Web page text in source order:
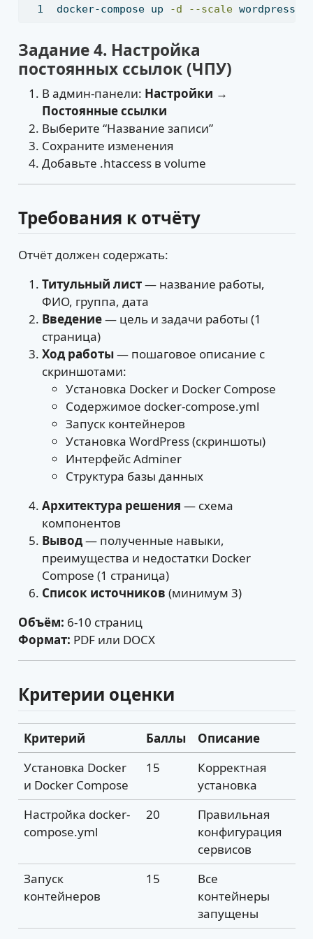
docker-compose up -d --scale wordpress=3
Задание 4. Настройка
постоянных ссылок (ЧПУ)
В админ-панели: Настройки →
Постоянные ссылки
Выберите “Название записи”
Сохраните изменения
Добавьте .htaccess в volume
Требования к отчёту
Отчёт должен содержать:
Титульный лист— название работы,
ФИО, группа, дата
Введение— цель и задачи работы (1
страница)
Ход работы— пошаговое описание с
скриншотами:
Установка Docker и Docker Compose
Содержимое docker-compose.yml
Запуск контейнеров
Установка WordPress (скриншоты)
Интерфейс Adminer
Структура базы данных
Архитектура решения — схема
компонентов
Вывод— полученные навыки,
преимущества и недостатки Docker
Compose (1 страница)
Список источников (минимум 3)
Объём: 6-10 страниц
Формат: PDF или DOCX
Критерии оценки
Критерий Баллы
Описание
Установка Docker
и Docker Compose
15
Корректная
установка
Настройка docker-
compose.yml
20
Правильная
конфигурация
сервисов
Запуск
контейнеров
15
Все
контейнеры
запущены